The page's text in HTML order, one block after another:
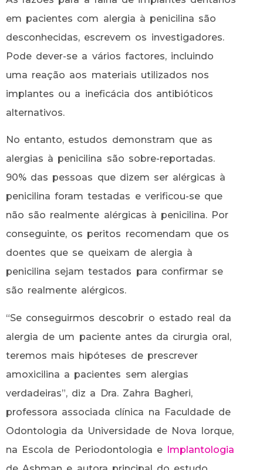
em pacientes com alergia à penicilina são
desconhecidas, escrevem os investigadores.
Pode dever-se a vários factores, incluindo
uma reação aos materiais utilizados nos
implantes ou a ineficácia dos antibióticos
alternativos.
No entanto, estudos demonstram que as
alergias à penicilina são sobre-reportadas.
90% das pessoas que dizem ser alérgicas à
penicilina foram testadas e verificou-se que
não são realmente alérgicas à penicilina. Por
conseguinte, os peritos recomendam que os
doentes que se queixam de alergia à
penicilina sejam testados para confirmar se
são realmente alérgicos.
“Se conseguirmos descobrir o estado real da
alergia de um paciente antes da cirurgia oral,
teremos mais hipóteses de prescrever
amoxicilina a pacientes sem alergias
verdadeiras”, diz a Dra. Zahra Bagheri,
professora associada clínica na Faculdade de
Odontologia da Universidade de Nova Iorque,
na Escola de Periodontologia e Implantologia